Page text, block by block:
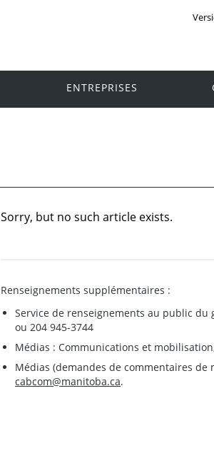
ENTREPRISES
Sorry, but no such article exists.
Renseignements supplémentaires :
Service de renseignements au public
ou 204 945-3744
Médias : Communications et
Médias (demandes de commentaires
cabcom@manitoba.ca.